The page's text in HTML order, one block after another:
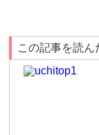
この記事を読ん